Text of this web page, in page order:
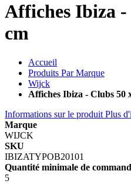
Affiches Ibiza -
cm
Accueil
Produits Par Marque
Wijck
Affiches Ibiza - Clubs 50
Informations sur le produit Plus
Marque
WIJCK
SKU
IBIZATYPOB20101
Quantité minimale de
5